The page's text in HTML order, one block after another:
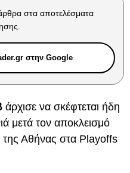
στα αποτελέσματα
στην Google
άρχισε να σκέφτεται ήδη
μετά τον αποκλεισμό
Αθήνας στα Playoffs